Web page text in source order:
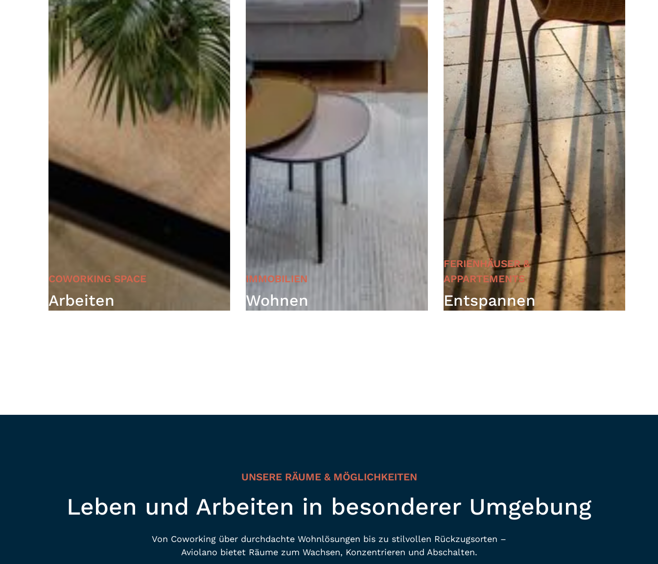
COWORKING SPACE
Arbeiten
Mehr Erfahren
IMMOBILIEN
Wohnen
Mehr Erfahren
FERIENHÄUSER &
APPARTEMENTS
Entspannen
UNSERE RÄUME & MÖGLICHKEITEN
Leben und Arbeiten in besonderer Umgebung
Von Coworking über durchdachte Wohnlösungen bis zu stilvollen Rückzugsorten –
Aviolano bietet Räume zum Wachsen, Konzentrieren und Abschalten.